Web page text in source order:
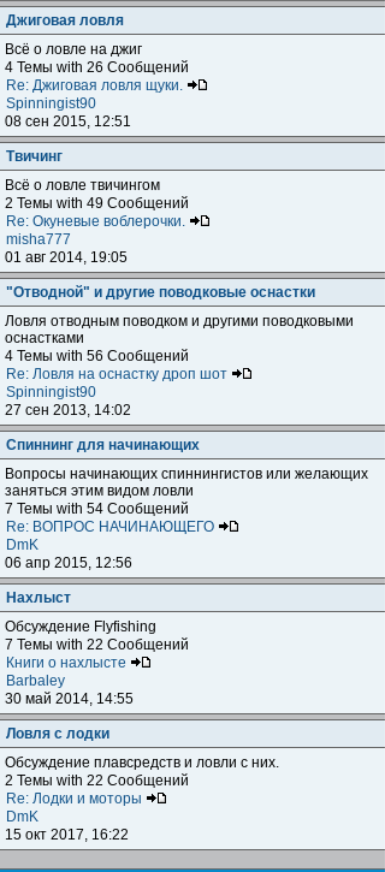
Джиговая ловля
Всё о ловле на джиг
4 Темы with 26 Сообщений
Re: Джиговая ловля щуки.
Spinningist90
08 сен 2015, 12:51
Твичинг
Всё о ловле твичингом
2 Темы with 49 Сообщений
Re: Окуневые воблерочки.
misha777
01 авг 2014, 19:05
"Отводной" и другие поводковые оснастки
Ловля отводным поводком и другими поводковыми
оснастками
4 Темы with 56 Сообщений
Re: Ловля на оснастку дроп шот
Spinningist90
27 сен 2013, 14:02
Спиннинг для начинающих
Вопросы начинающих спиннингистов или желающих
заняться этим видом ловли
7 Темы with 54 Сообщений
Re: ВОПРОС НАЧИНАЮЩЕГО
DmK
06 апр 2015, 12:56
Нахлыст
Обсуждение Flyfishing
7 Темы with 22 Сообщений
Книги о нахлысте
Barbaley
30 май 2014, 14:55
Ловля с лодки
Обсуждение плавсредств и ловли с них.
2 Темы with 22 Сообщений
Re: Лодки и моторы
DmK
15 окт 2017, 16:22